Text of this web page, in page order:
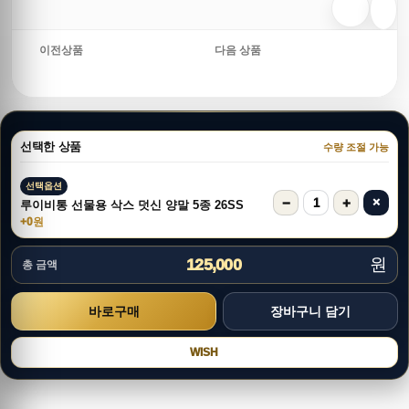
이전상품 다음 상품
선택한 상품 수량 조절 가능
선택옵션
루이비통 선물용 삭스 덧신 양말 5종 26SS
+0원
− 1 + ×
총 금액 125,000 원
WISH